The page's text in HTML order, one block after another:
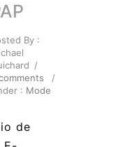
By :
/
/
: Mode
de